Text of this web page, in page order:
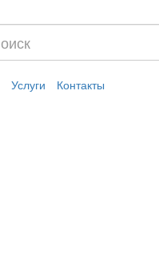
Услуги Контакты